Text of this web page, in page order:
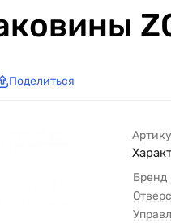
Поделиться
Бренд